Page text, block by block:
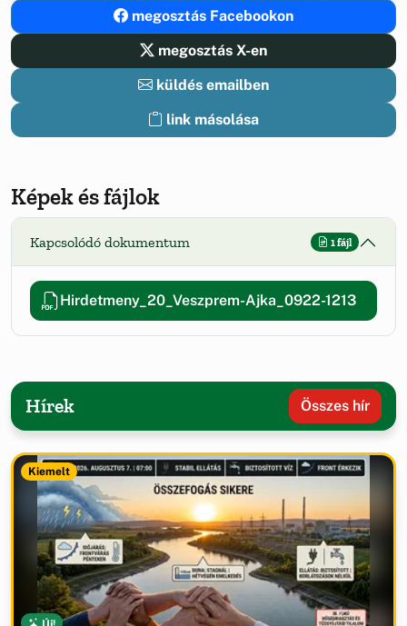
megosztás Facebookon
megosztás X-en
küldés emailben
link másolása
Képek és fájlok
Kapcsolódó dokumentum 1 fájl
Hirdetmeny_20_Veszprem-Ajka_0922-1213
Hírek Összes hír
Kiemelt
Új!